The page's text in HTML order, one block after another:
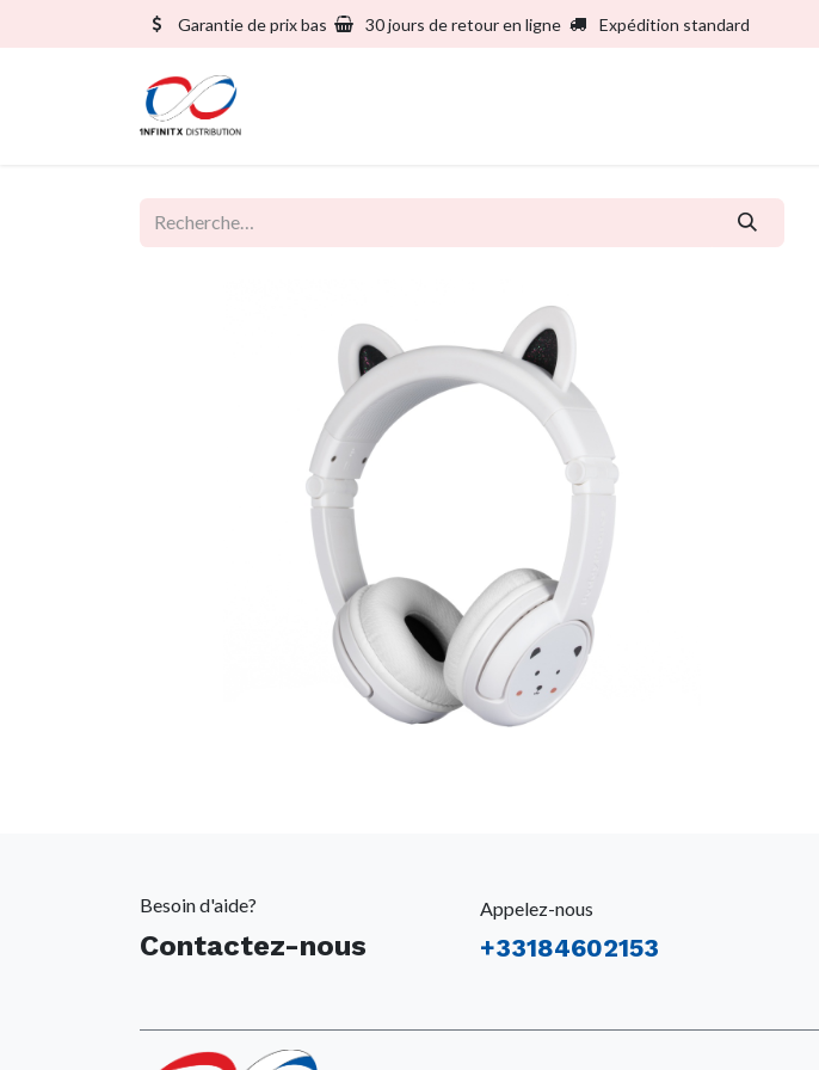
Garantie de prix bas 30 jours de retour en ligne Expédition standard
Besoin d'aide?
Contactez-nous
Appelez-nous
+33184602153